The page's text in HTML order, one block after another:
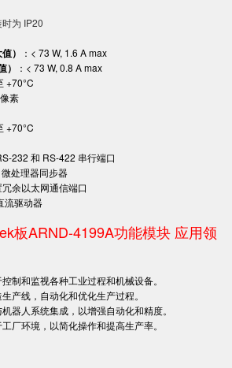
为 IP20
） ：< 73 W, 1.6 A max
：< 73 W, 0.8 A max
+70°C
素
+70°C
232 和 RS-422 串行端口
微处理器同步器
冗余以太网通信端口
流驱动器
板ARND-4199A功能模块 应用领
制和监视各种工业过程和机械设备。
生产线，自动化和优化生产过程。
机器人系统集成，以增强自动化和精度。
厂环境，以简化操作和提高生产率。